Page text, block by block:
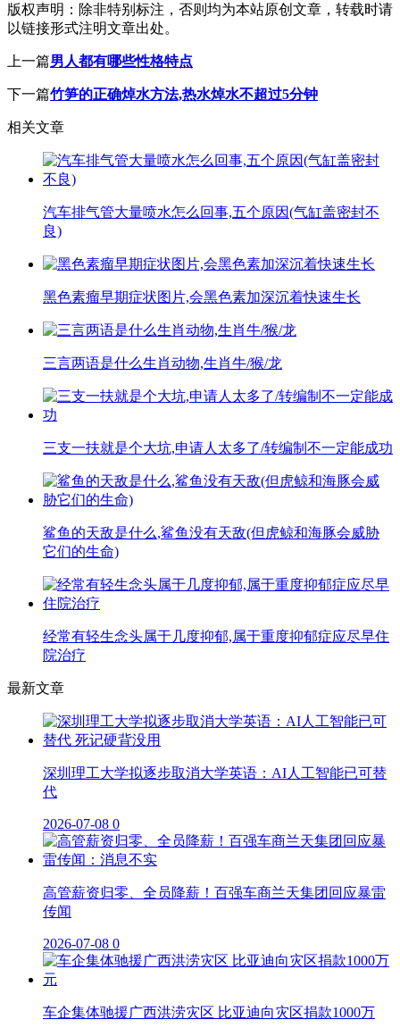
版权声明： 除非特别标注，否则均为本站原创文章，转载时请
以链接形式注明文章出处。
上一篇男人都有哪些性格特点
下一篇竹笋的正确焯水方法,热水焯水不超过5分钟
相关文章
汽车排气管大量喷水怎么回事,五个原因(气缸盖密封不
良)
黑色素瘤早期症状图片,会黑色素加深沉着快速生长
三言两语是什么生肖动物,生肖牛/猴/龙
三支一扶就是个大坑,申请人太多了/转编制不一定能成功
鲨鱼的天敌是什么,鲨鱼没有天敌(但虎鲸和海豚会威胁
它们的生命)
经常有轻生念头属于几度抑郁,属于重度抑郁症应尽早住
院治疗
最新文章
深圳理工大学拟逐步取消大学英语：AI人工智能已可替
代
2026-07-08 0
高管薪资归零、全员降薪！百强车商兰天集团回应暴雷
传闻
2026-07-08 0
车企集体驰援广西洪涝灾区 比亚迪向灾区捐款1000万